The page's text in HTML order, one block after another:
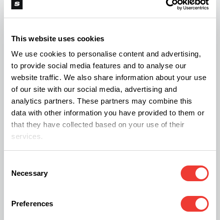
This website uses cookies
We use cookies to personalise content and advertising,
to provide social media features and to analyse our
website traffic. We also share information about your use
of our site with our social media, advertising and
analytics partners. These partners may combine this
data with other information you have provided to them or
that they have collected based on your use of their
services.
Selection
Necessary
Preferences
Aumentar la ventilación directa sobre la superficie
del sustrato acelera el secado ydificulta el vuelo
de los adultos para su reproducción
neem aplicado al riego o en la capa superior del
sustrato funciona como un potente insecticida
natural, seguro hasta días previos a la cosecha. El
neem ahuyentará a las mosquitas que depositan
estas larvas y sus gusanos.
abrasiva que elimina a los insectos al contacto.
Si el problema es recurrente elimina